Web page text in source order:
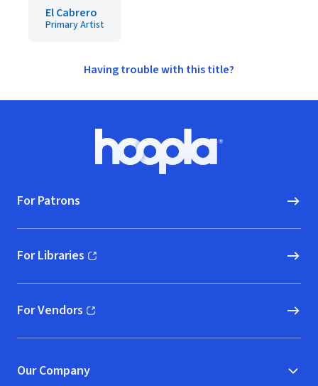
El Cabrero
Primary Artist
Having trouble with this title?
Hoopla logo, Go to homepage
For Patrons
For Libraries
(opens in new window)
For Vendors
(opens in new window)
Our Company